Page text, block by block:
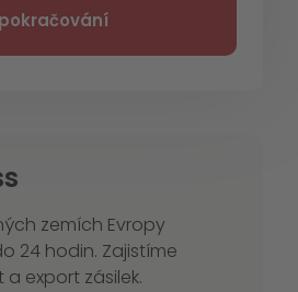
pokračování
zemích Evropy
24 hodin. Zajistíme
export zásilek.